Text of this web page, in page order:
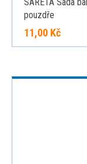
pouzdře
11,00 Kč